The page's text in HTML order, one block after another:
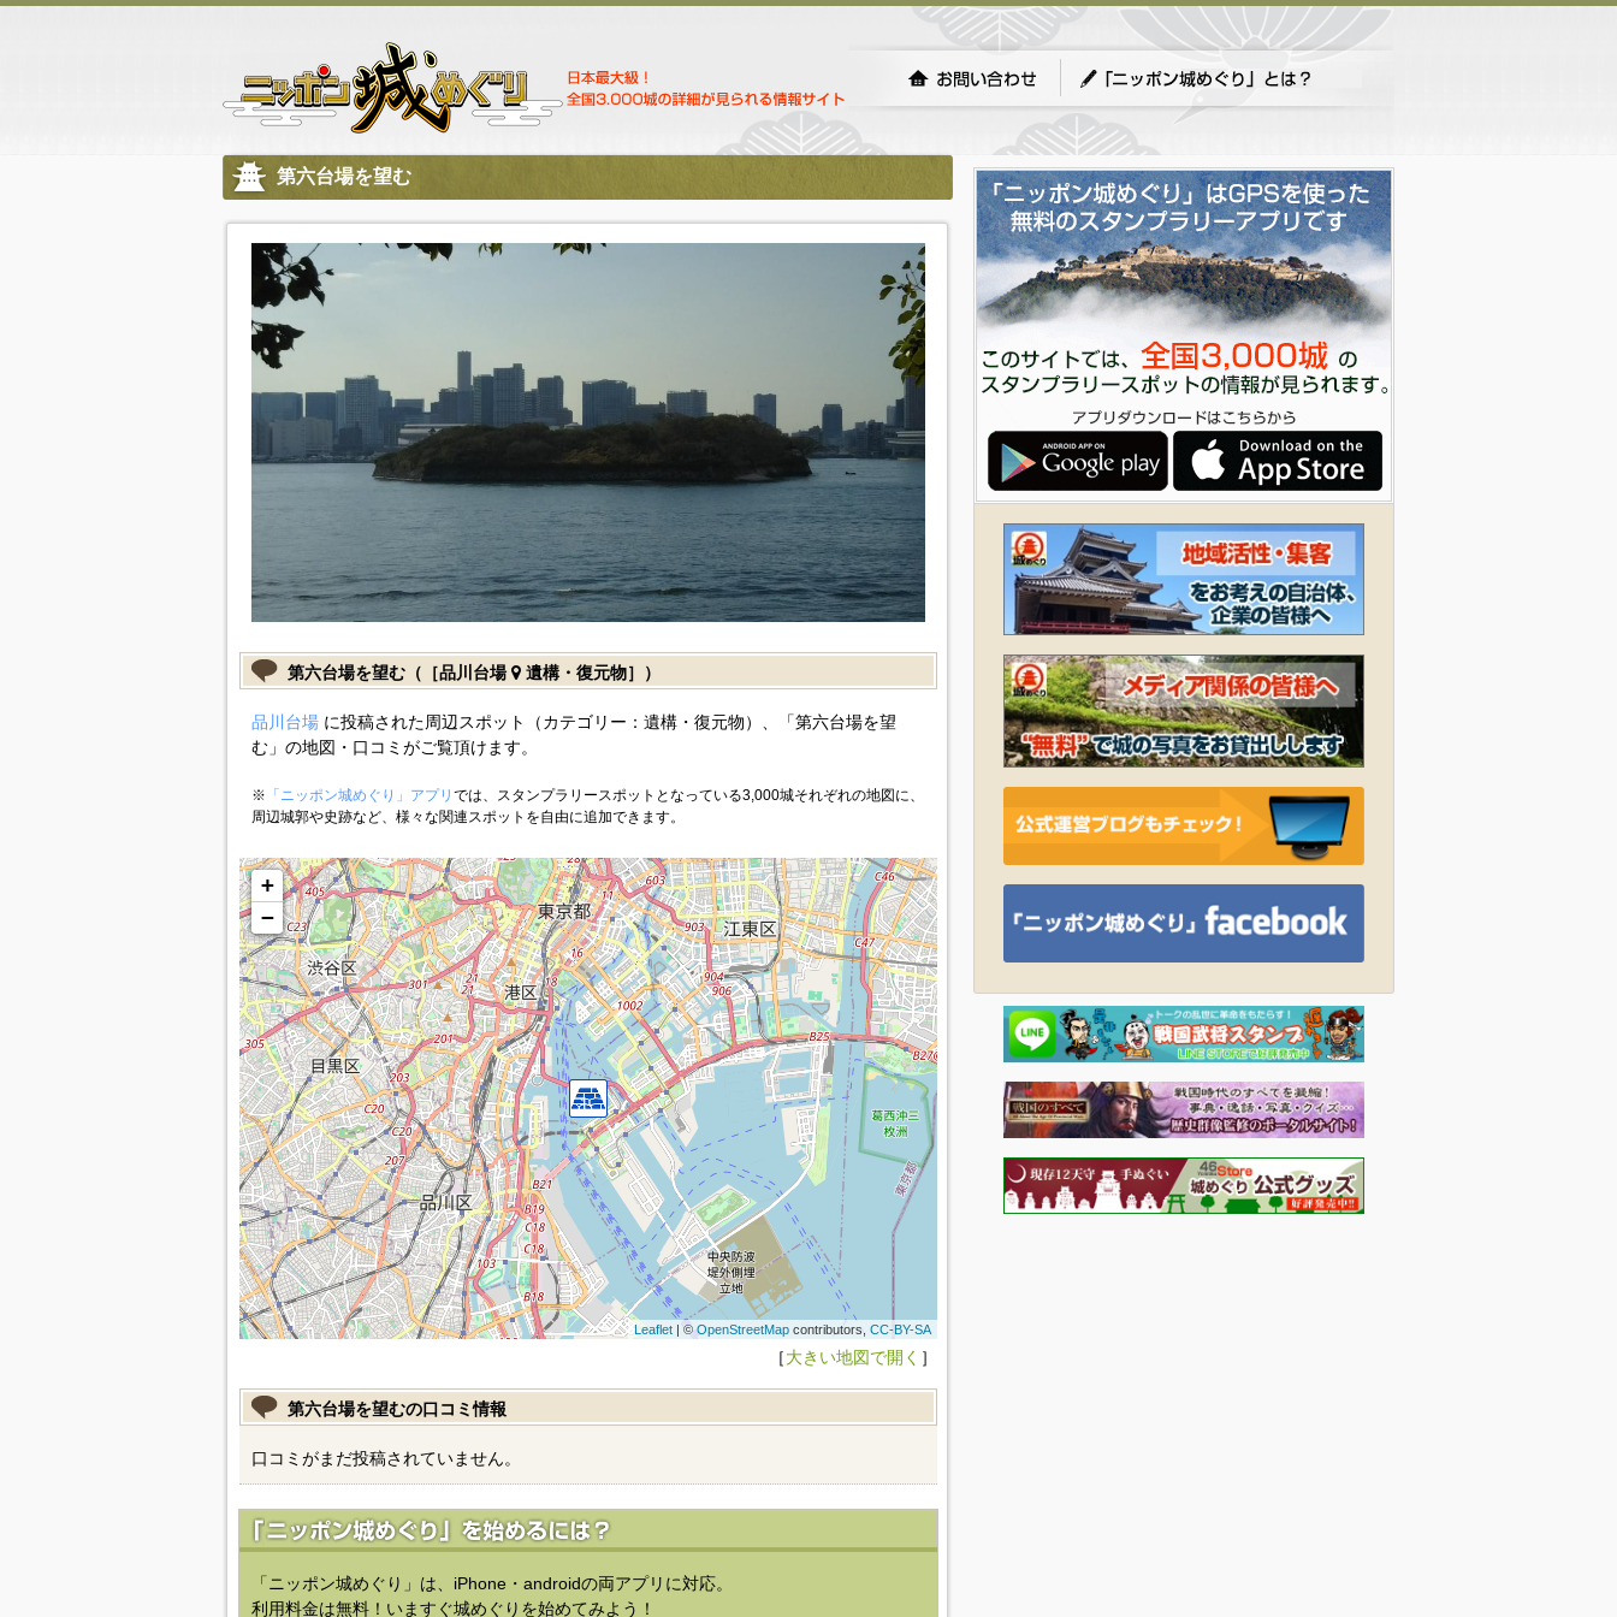
第六台場を望む
第六台場を望む（［品川台場 遺構・復元物］）
品川台場に投稿された周辺スポット（カテゴリー：遺構・復元物）、「第六台場を望
む」の地図・口コミがご覧頂けます。
※ 「ニッポン城めぐり」アプリ では、スタンプラリースポットとなっている3,000城それぞれの地図に、
周辺城郭や史跡など、様々な関連スポットを自由に追加できます。
+
−
Leaflet| ©OpenStreetMapcontributors, CC-BY-SA
［大きい地図で開く ］
第六台場を望むの口コミ情報
口コミがまだ投稿されていません。
「ニッポン城めぐり」は、iPhone・androidの両アプリに対応。
利用料金は無料！いますぐ城めぐりを始めてみよう！